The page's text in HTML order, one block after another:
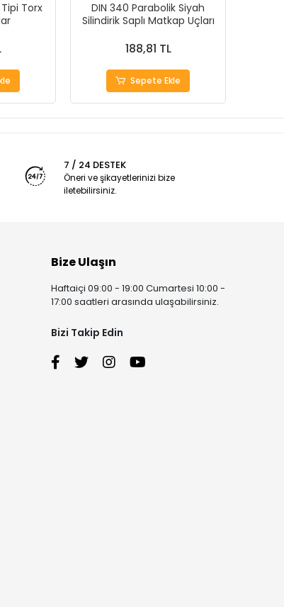
Torx
DIN 340 Parabolik Siyah
Silindirik Saplı Matkap Uçları
188,81 TL
Sepete Ekle
7 / 24 DESTEK
Öneri ve şikayetlerinizi bize
iletebilirsiniz.
Bize Ulaşın
Haftaiçi 09:00 - 19:00 Cumartesi 10:00 -
17:00 saatleri arasında ulaşabilirsiniz.
Bizi Takip Edin